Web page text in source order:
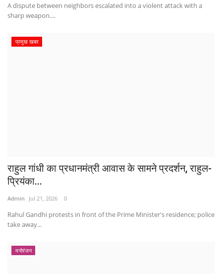
A dispute between neighbors escalated into a violent attack with a
sharp weapon....
प्रमुख खबर
राहुल गांधी का प्रधानमंत्री आवास के सामने प्रदर्शन, राहुल-
प्रियंका...
Admin Jul 21, 2026 0
Rahul Gandhi protests in front of the Prime Minister's residence; police
take away...
मनोरंजन